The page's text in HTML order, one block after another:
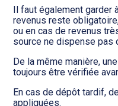
Il faut également garder
revenus reste
ou en cas de revenus
source ne dispense pas
De la même manière,
toujours être vérifiée
En cas de dépôt tardif,
appliquées.